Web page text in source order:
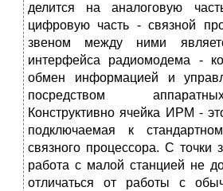
делится на аналоговую
цифровую часть - связной
звеном между ними
интерфейса радиомодема -
обмен информацией и
посредством
Конструктивно ячейка ИРМ -
подключаемая к
связного процессора. С точки
работа с малой станцией не
отличаться от работы с